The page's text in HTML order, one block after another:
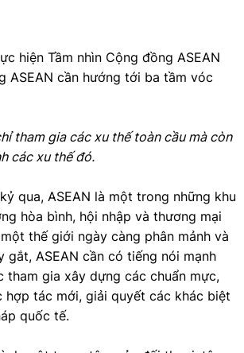
hiện Tầm nhìn Cộng đồng ASEAN
ASEAN cần hướng tới ba tầm vóc
tham gia các xu thế toàn cầu mà còn
các xu thế đó.
qua, ASEAN là một trong những khu
hòa bình, hội nhập và thương mại
thế giới ngày càng phân mảnh và
gắt, ASEAN cần có tiếng nói mạnh
tham gia xây dựng các chuẩn mực,
hợp tác mới, giải quyết các khác biệt
quốc tế.